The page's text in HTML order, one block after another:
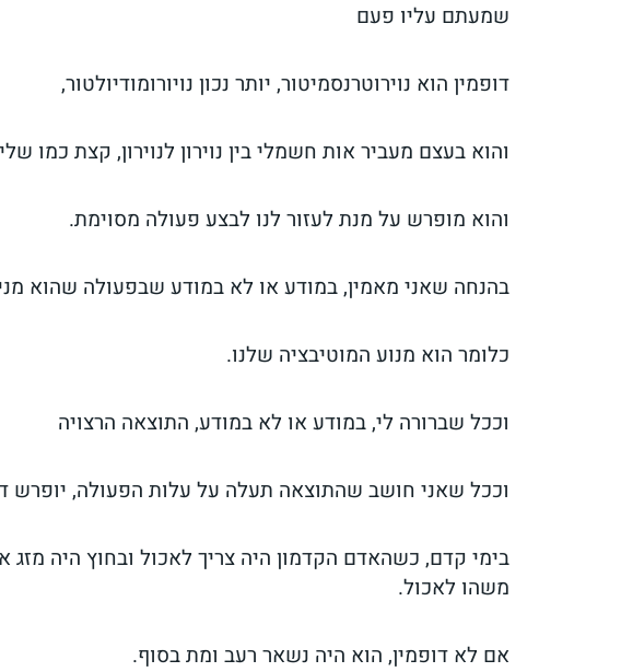
שמעתם עליו פעם
דופמין הוא נוירוטרנסמיטור, יותר נכון נויורומודיולטור,
והוא בעצם מעביר אות חשמלי בין נוירון לנוירון, קצת כמו
והוא מופרש על מנת לעזור לנו לבצע פעולה מסוימת.
בהנחה שאני מאמין, במודע או לא במודע שבפעולה שהוא
כלומר הוא מנוע המוטיבציה שלנו.
וככל שברורה לי, במודע או לא במודע, התוצאה הרצויה
וככל שאני חושב שהתוצאה תעלה על עלות הפעולה, יופרש
בימי קדם, כשהאדם הקדמון היה צריך לאכול ובחוץ היה
משהו לאכול.
אם לא דופמין, הוא היה נשאר רעב ומת בסוף.